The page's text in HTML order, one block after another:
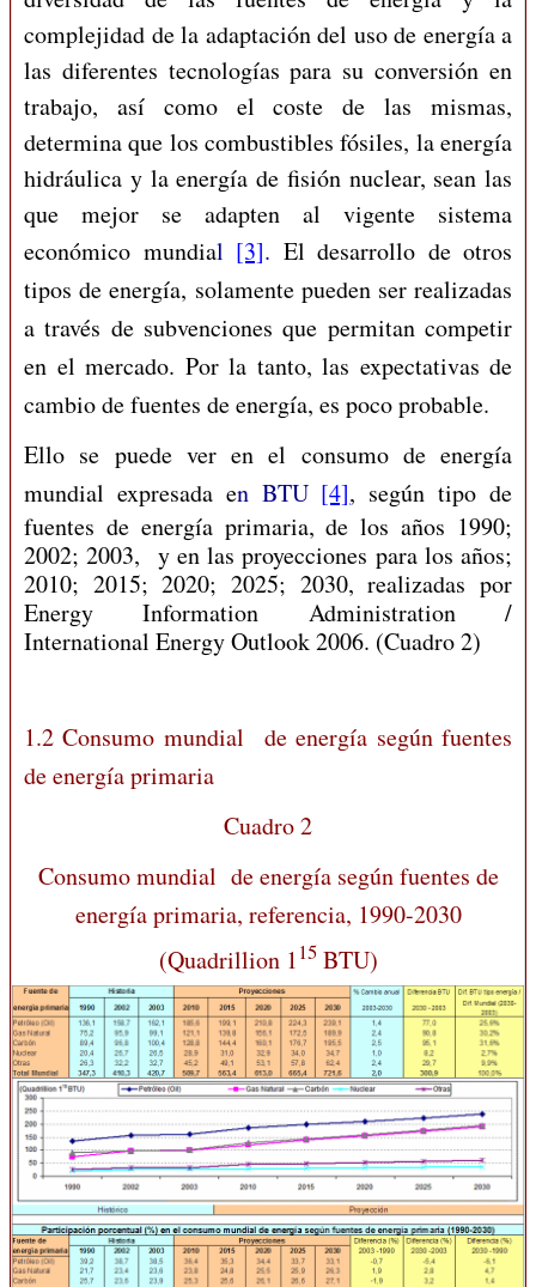
complejidad de la adaptación del uso de energía a
las diferentes tecnologías para su conversión en
trabajo, así como el coste de las mismas,
determina que los combustibles fósiles, la energía
hidráulica y la energía de fisión nuclear, sean las
que mejor se adapten al vigente sistema
económico mundial [3]. El desarrollo de otros
tipos de energía, solamente pueden ser realizadas
a través de subvenciones que permitan competir
en el mercado. Por la tanto, las expectativas de
cambio de fuentes de energía, es poco probable.
Ello se puede ver en el consumo de energía
mundial expresada en BTU [4], según tipo de
fuentes de energía primaria, de los años 1990;
2002; 2003, y en las proyecciones para los años;
2010; 2015; 2020; 2025; 2030, realizadas por
Energy Information Administration /
International Energy Outlook 2006. (Cuadro 2)
1.2 Consumo mundial de energía según fuentes
de energía primaria
Cuadro 2
Consumo mundial de energía según fuentes de
energía primaria, referencia, 1990-2030
(Quadrillion 115 BTU)